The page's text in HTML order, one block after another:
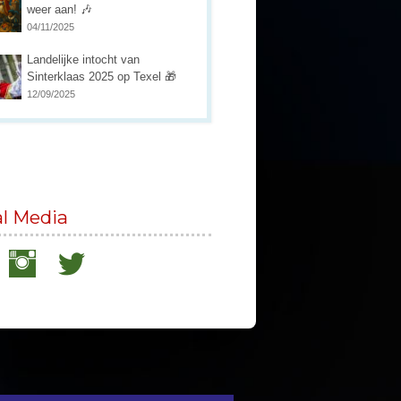
weer aan! 🎶
04/11/2025
Landelijke intocht van
Sinterklaas 2025 op Texel 🎁
12/09/2025
Media